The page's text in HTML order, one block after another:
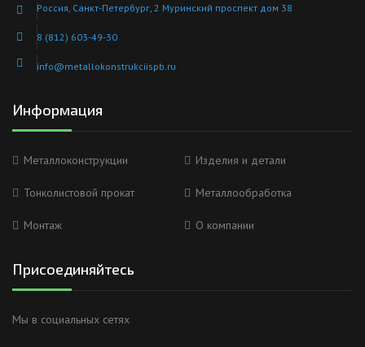
Россия, Санкт-Петербург, 2 Муринский проспект дом 38
8 (812) 603-49-30
info@metallokonstrukciispb.ru
Информация
Металлоконструкции Изделия и детали
Тонколистовой прокат Металлообработка
Монтаж О компании
Присоединяйтесь
Мы в социальных сетях